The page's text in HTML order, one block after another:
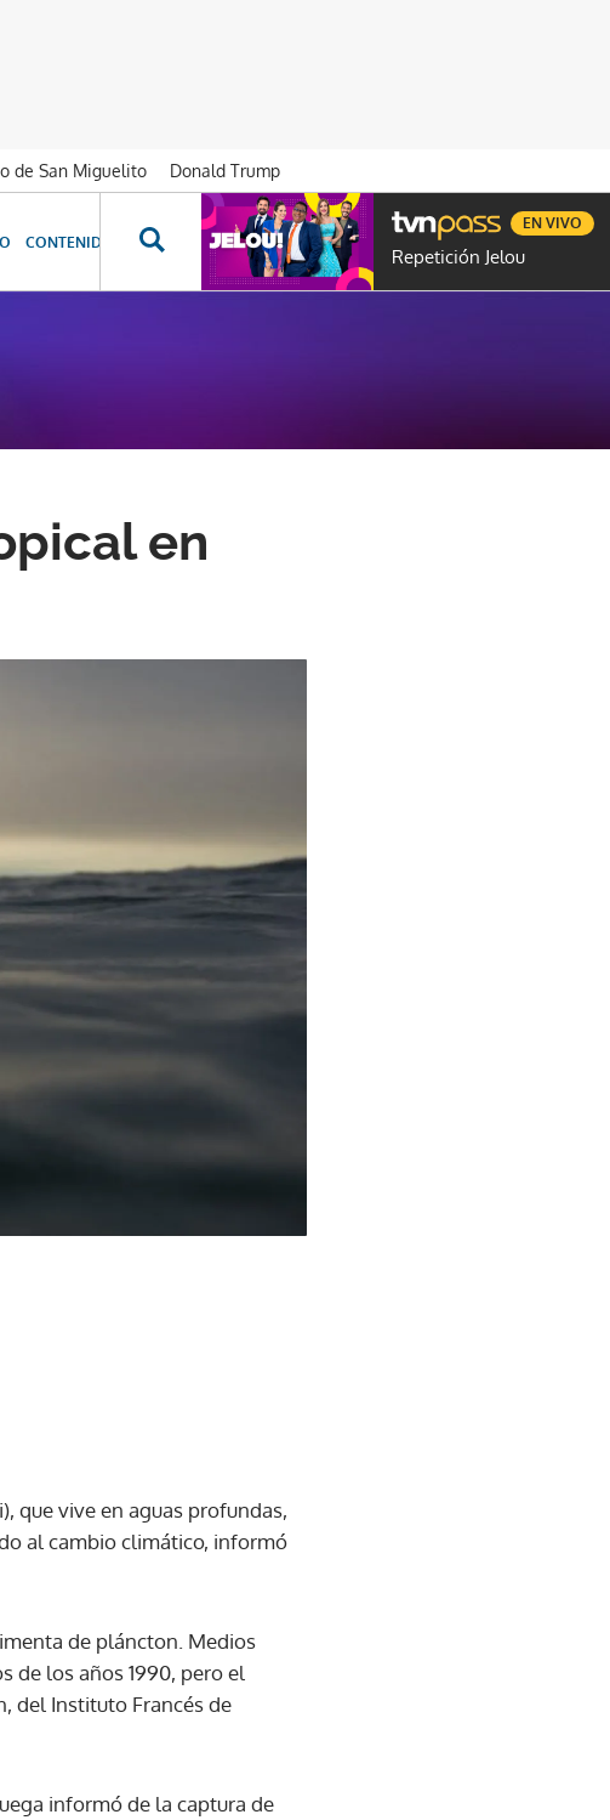
de San Miguelito
Donald Trump
CONTENIDOS ESPECIALES NOVELAS PROGRAMAS GENTE TVN
Repetición Jelou
EN VIVO
en
que vive en aguas profundas,
al cambio climático, informó
de pláncton. Medios
de los años 1990, pero el
del Instituto Francés de
informó de la captura de